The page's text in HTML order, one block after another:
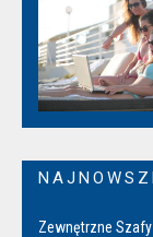
Zewnętrzne